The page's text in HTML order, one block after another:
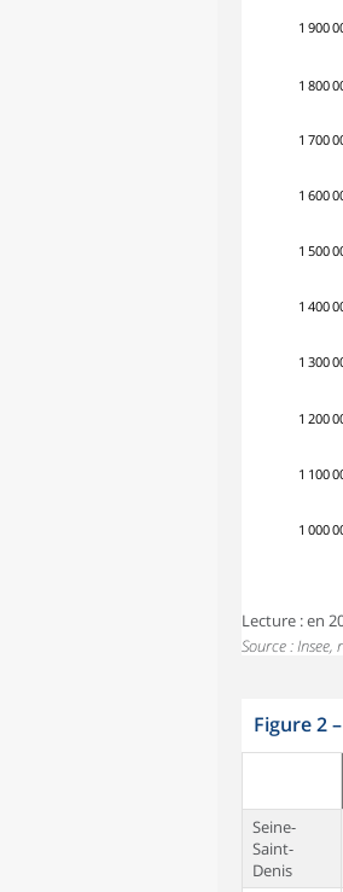
1 000
1 100
1 200
1 300
1 400
1 500
1 600
1 700
1 800
1 900
Lecture : en
Source :
Figure 2–
Seine-
Saint-
Denis